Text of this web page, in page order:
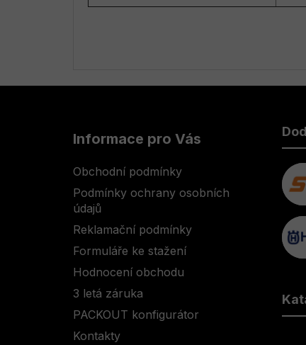
Informace pro Vás
Obchodní podmínky
Podmínky ochrany osobních
údajů
Reklamační podmínky
Formuláře ke stažení
Hodnocení obchodu
3 letá záruka
PACKOUT konfigurátor
Kontakty